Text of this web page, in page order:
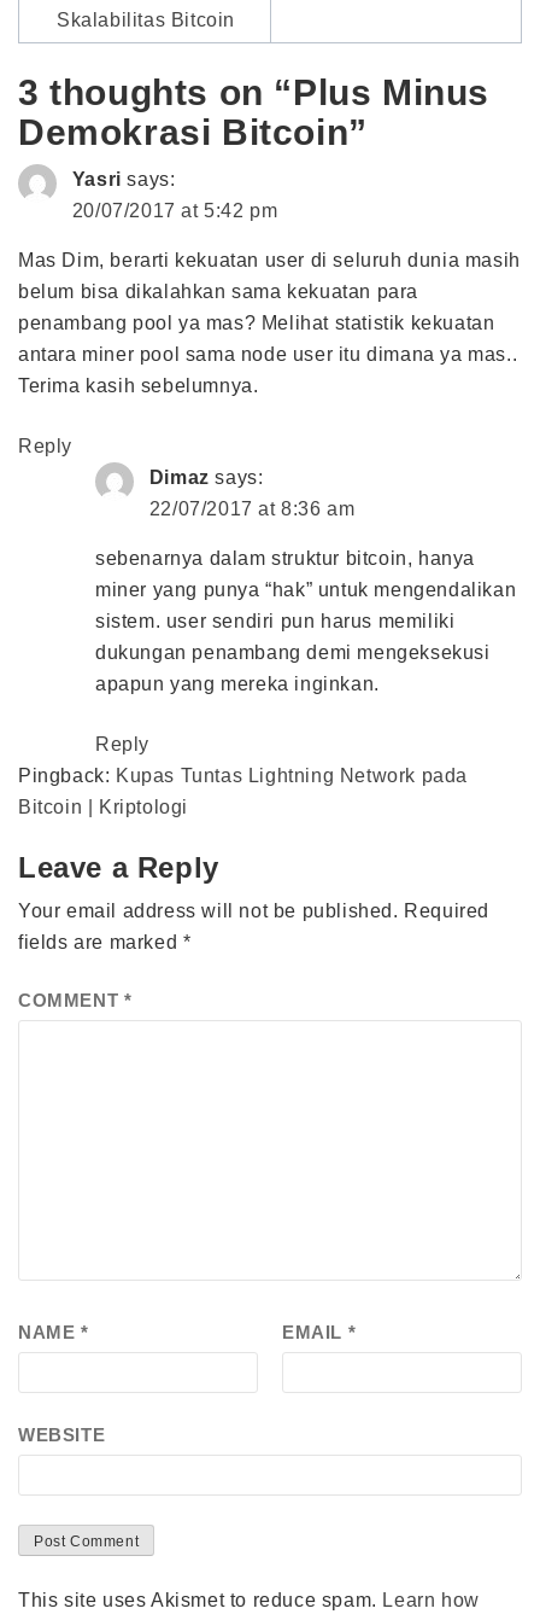
Skalabilitas Bitcoin
3 thoughts on “Plus Minus
Demokrasi Bitcoin”
Yasri says:
20/07/2017 at 5:42 pm
Mas Dim, berarti kekuatan user di seluruh dunia masih
belum bisa dikalahkan sama kekuatan para
penambang pool ya mas? Melihat statistik kekuatan
antara miner pool sama node user itu dimana ya mas..
Terima kasih sebelumnya.
Reply
Dimaz says:
22/07/2017 at 8:36 am
sebenarnya dalam struktur bitcoin, hanya
miner yang punya “hak” untuk mengendalikan
sistem. user sendiri pun harus memiliki
dukungan penambang demi mengeksekusi
apapun yang mereka inginkan.
Reply
Pingback: Kupas Tuntas Lightning Network pada
Bitcoin | Kriptologi
Leave a Reply
Your email address will not be published. Required
fields are marked *
COMMENT *
NAME * EMAIL *
WEBSITE
This site uses Akismet to reduce spam. Learn how